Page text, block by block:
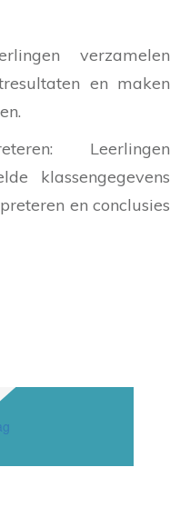
verzamelen
en maken
Leerlingen
klassengegevens
en conclusies